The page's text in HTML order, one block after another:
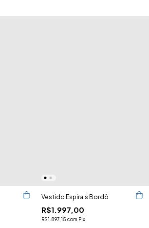
Vestido Espirais Bordô
R$1.997,00
R$1.897,15 com Pix